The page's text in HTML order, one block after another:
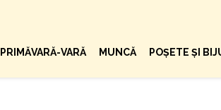
PRIMĂVARĂ-VARĂ MUNCĂ POȘETE ȘI